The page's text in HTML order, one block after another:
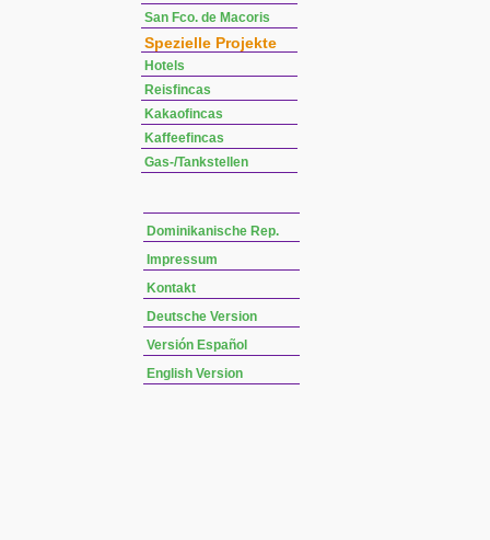
San Fco. de Macoris
Spezielle Projekte
Hotels
Reisfincas
Kakaofincas
Kaffeefincas
Gas-/Tankstellen
Dominikanische Rep.
Impressum
Kontakt
Deutsche Version
Versión Español
English Version